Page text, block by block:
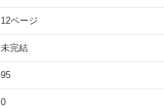
12ページ
未完結
95
0